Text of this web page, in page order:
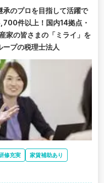
承のプロを目指して活躍で
件以上！国内14拠点・
家の皆さまの「ミライ」を
プの税理士法人
修充実
家賃補助あり